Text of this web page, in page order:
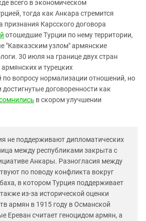
всего в экономическом
тогда как Анкара стремится
признания Карсского договора
отошедшие Турции по нему территории,
"Кавказским узлом" армянские
30 июля на границе двух стран
и турецких
по вопросу нормализации отношений, но
достигнутые договоренности как
в скором улучшении
не поддерживают дипломатических
между республиками закрыта с
Анкары. Разногласия между
по поводу конфликта вокруг
в котором Турция поддерживает
из-за исторической оценки
армян в 1915 году в Османской
Ереван считает геноцидом армян, а